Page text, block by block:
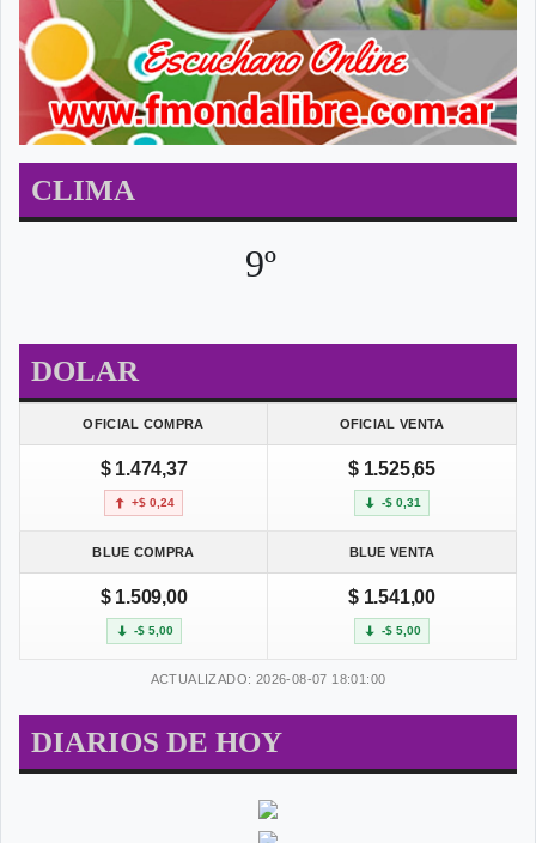
CLIMA
9º
DOLAR
OFICIAL COMPRA OFICIAL VENTA
$ 1.474,37
+$ 0,24
$ 1.525,65
-$ 0,31
BLUE COMPRA BLUE VENTA
$ 1.509,00
-$ 5,00
$ 1.541,00
-$ 5,00
ACTUALIZADO: 2026-08-07 18:01:00
DIARIOS DE HOY